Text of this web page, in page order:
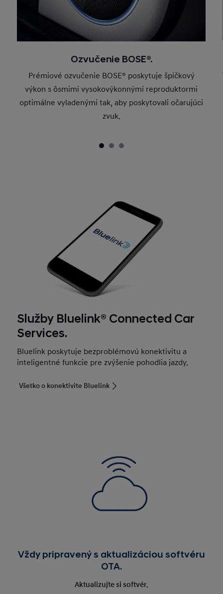
Ozvučenie BOSE®.
Prémiové ozvučenie BOSE® poskytuje špičkový
výkon s ôsmimi vysokovýkonnými reproduktormi
optimálne vyladenými tak, aby poskytovali očarujúci
zvuk.
Služby Bluelink® Connected Car
Services.
Bluelink poskytuje bezproblémovú konektivitu a
inteligentné funkcie pre zvýšenie pohodlia jazdy.
Všetko o konektivite Bluelink
Vždy pripravený s aktualizáciou softvéru
OTA.
Aktualizujte si softvér.